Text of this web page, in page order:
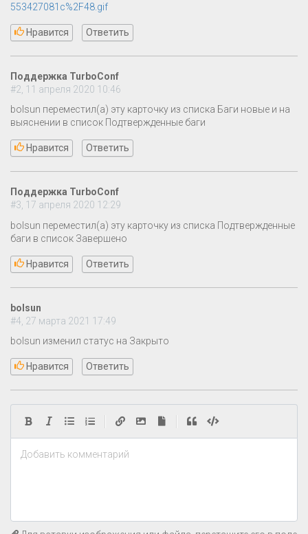
553427081c%2F48.gif
Нравится Ответить
Поддержка TurboConf
#2, 11 апреля 2020 10:46
bolsun переместил(а) эту карточку из списка Баги новые и на
выяснении в список Подтвержденные баги
Нравится Ответить
Поддержка TurboConf
#3, 17 апреля 2020 12:29
bolsun переместил(а) эту карточку из списка Подтвержденные
баги в список Завершено
Нравится Ответить
bolsun
#4, 27 марта 2021 17:49
bolsun изменил статус на Закрыто
Нравится Ответить
Добавить комментарий